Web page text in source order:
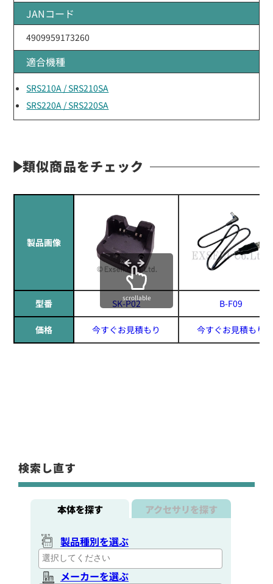
JANコード
4909959173260
適合機種
SRS210A / SRS210SA
SRS220A / SRS220SA
類似商品をチェック
製品画像
型番 SK-P02 B-F09
価格 今すぐお見積もり 今すぐお見積もり
scrollable
検索し直す
本体を探す アクセサリを探す
製品種別を選ぶ
メーカーを選ぶ